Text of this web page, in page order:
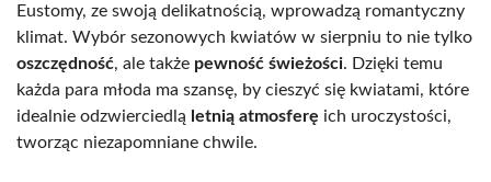
Eustomy, ze swoją delikatnością, wprowadzą romantyczny
klimat. Wybór sezonowych kwiatów w sierpniu to nie tylko
oszczędność, ale także pewność świeżości. Dzięki temu
każda para młoda ma szansę, by cieszyć się kwiatami, które
idealnie odzwierciedlą letnią atmosferę ich uroczystości,
tworząc niezapomniane chwile.